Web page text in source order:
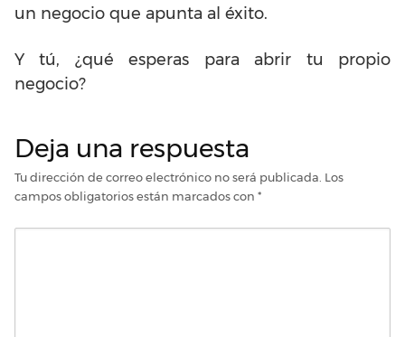
un negocio que apunta al éxito.
Y tú, ¿qué esperas para abrir tu propio
negocio?
Deja una respuesta
Tu dirección de correo electrónico no será publicada. Los
campos obligatorios están marcados con *